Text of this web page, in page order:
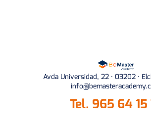
Avda Universidad, 22 · 03202 ·
Tel. 965 64 15